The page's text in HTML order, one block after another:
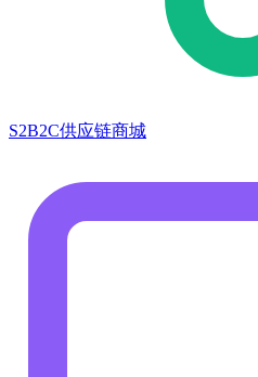
S2B2C供应链商城